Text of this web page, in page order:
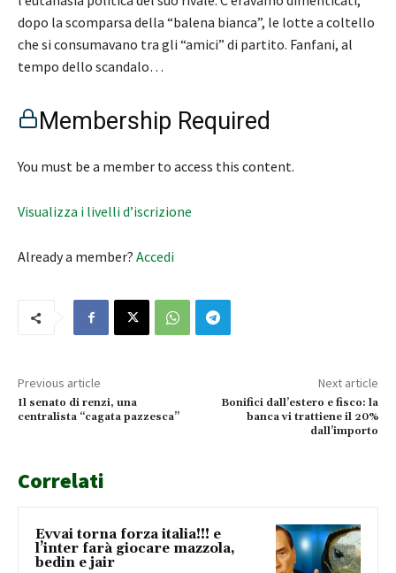
dopo la scomparsa della “balena bianca”, le lotte a coltello
che si consumavano tra gli “amici” di partito. Fanfani, al
tempo dello scandalo…
Membership Required
You must be a member to access this content.
Visualizza i livelli d’iscrizione
Already a member? Accedi
Previous article
Il senato di renzi, una
centralista “cagata pazzesca”
Next article
Bonifici dall’estero e fisco: la
banca vi trattiene il 20%
dall’importo
Correlati
Evvai torna forza italia!!! e
l’inter farà giocare mazzola,
bedin e jair